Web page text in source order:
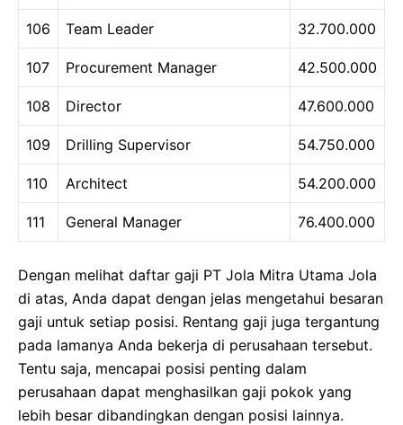
106 Team Leader 32.700.000
107 Procurement Manager 42.500.000
108 Director 47.600.000
109 Drilling Supervisor 54.750.000
110 Architect 54.200.000
111 General Manager 76.400.000
Dengan melihat daftar gaji PT Jola Mitra Utama Jola
di atas, Anda dapat dengan jelas mengetahui besaran
gaji untuk setiap posisi. Rentang gaji juga tergantung
pada lamanya Anda bekerja di perusahaan tersebut.
Tentu saja, mencapai posisi penting dalam
perusahaan dapat menghasilkan gaji pokok yang
lebih besar dibandingkan dengan posisi lainnya.